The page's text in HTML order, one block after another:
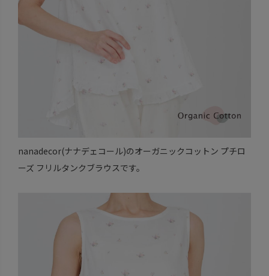
nanadecor(ナナデェコール)のオーガニックコットン プチロ
ーズ フリルタンクブラウスです。